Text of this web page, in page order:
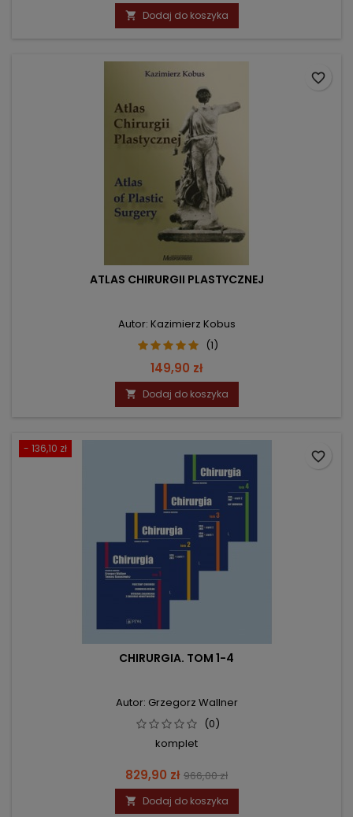
podstawowa
 Dodaj do koszyka
ATLAS CHIRURGII PLASTYCZNEJ
Autor: Kazimierz Kobus
(1)
Cena
149,90 zł
 Dodaj do koszyka
favorite_border
- 136,10 zł
CHIRURGIA. TOM 1-4
Autor: Grzegorz Wallner
(0)
komplet
Cena
829,90 zł Cena
podstawowa
966,00 zł
 Dodaj do koszyka
favorite_border